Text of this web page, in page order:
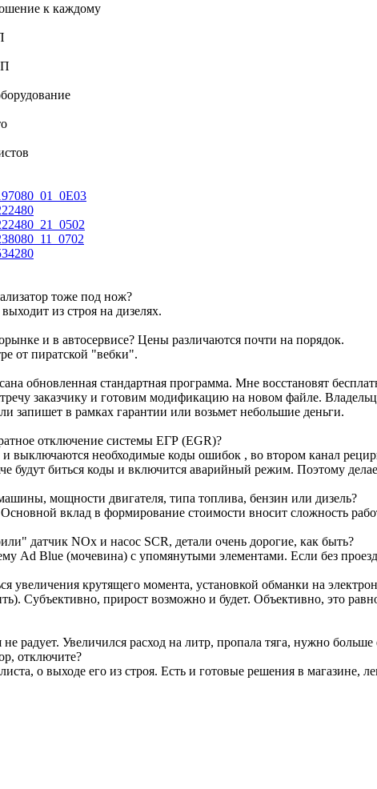
к каждому
тоже под нож?
из строя на дизелях.
и в автосервисе? Цены различаются почти на порядок.
от пиратской "вебки".
обновленная стандартная программа. Мне восстановят
заказчику и готовим модификацию на новом файле.
запишет в рамках гарантии или возьмет небольшие деньги.
отключение системы ЕГР (EGR)?
выключаются необходимые коды ошибок , во втором канал
будут биться коды и включится аварийный режим. Поэтому
мощности двигателя, типа топлива, бензин или дизель?
вклад в формирование стоимости вносит сложность
датчик NOx и насос SCR, детали очень дорогие, как быть?
Ad Blue (мочевина) с упомянутыми элементами. Если без
увеличения крутящего момента, установкой обманки на
Субъективно, прирост возможно и будет. Объективно, это
радует. Увеличился расход на литр, пропала тяга, нужно
отключите?
о выходе его из строя. Есть и готовые решения в магазине,